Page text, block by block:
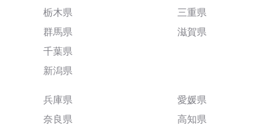
栃木県
群馬県
千葉県
新潟県
三重県
滋賀県
兵庫県
奈良県
愛媛県
高知県